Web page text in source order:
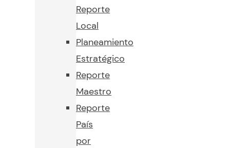
Reporte
Local
Planeamiento
Estratégico
Reporte
Maestro
Reporte
País
por